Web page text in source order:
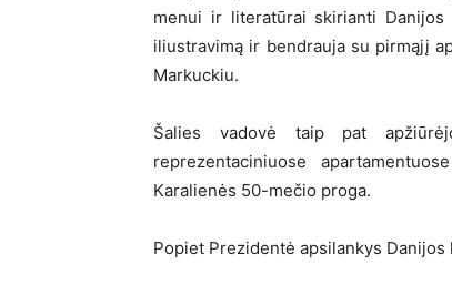
menui ir literatūrai skirianti
iliustravimą ir bendrauja su pirmąjį
Markuckiu.
Šalies vadovė taip pat
reprezentaciniuose
Karalienės 50-mečio proga.
Popiet Prezidentė apsilankys